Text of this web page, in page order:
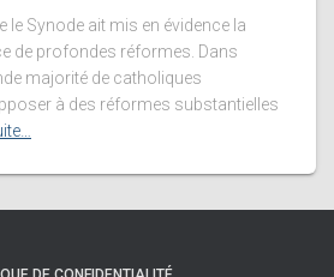
le Synode ait mis en évidence la
de profondes réformes. Dans
majorité de catholiques
à des réformes substantielles